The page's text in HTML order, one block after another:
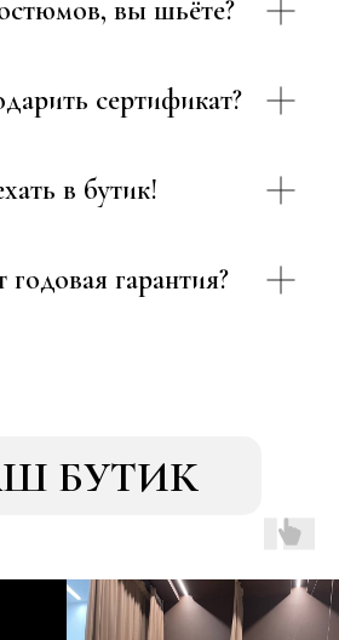
вы шьёте?
сертификат?
в бутик!
гарантия?
БУТИК